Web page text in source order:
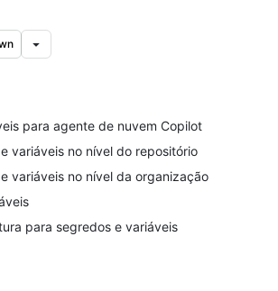
para agente de nuvem Copilot
variáveis no nível do repositório
variáveis no nível da organização
para segredos e variáveis